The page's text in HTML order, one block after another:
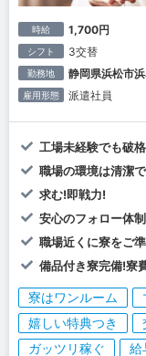
時給 1,700円
シフト 3交替
勤務地 静岡県浜松市
雇用形態 派遣社員
工場未経験でも破
職場の環境は清潔
求む!即戦力!
安心のフォロー体
職場近くに寮をご
備品付き寮完備!寮
寮はワンルーム
嬉しい特典つき
ガッツリ稼ぐ
給